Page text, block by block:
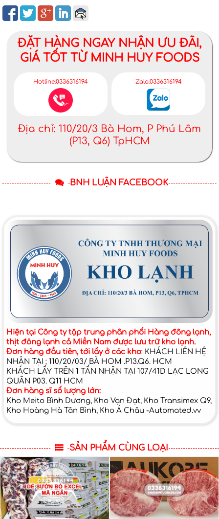
ĐẶT HÀNG NGAY NHẬN ƯU ĐÃI,
GIÁ TỐT TỪ MINH HUY FOODS
Hotline:0336316194 Zalo:0336316194
Địa chỉ: 110/20/3 Bà Hom, P Phú Lâm
(P13, Q6) TpHCM
BNH LUẬN FACEBOOK
Hiện tại Công ty tập trung phân phối Hàng đông lạnh,
thịt đông lạnh cả Miền Nam được lưu trữ kho lạnh.
Đơn hàng đầu tiên, tới lấy ở các kho: KHÁCH LIÊN HỆ
NHẬN TẠI : 110/20/03/ BÀ HOM .P13.Q6. HCM
KHÁCH LẤY TRÊN 1 TẤN NHẬN TẠI 107/41D LẠC LONG
QUÂN P03. Q11 HCM
Đơn hàng sĩ số lượng lớn:
Kho Meito Bình Dương, Kho Vạn Đạt, Kho Transimex Q9,
Kho Hoàng Hà Tân Bình, Kho Á Châu -Automated.vv
SẢN PHẨM CÙNG LOẠI